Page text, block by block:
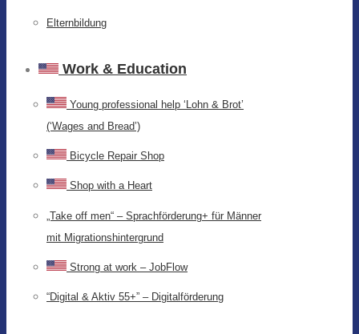
Elternbildung
Work & Education
Young professional help ‘Lohn & Brot’
(‘Wages and Bread’)
Bicycle Repair Shop
Shop with a Heart
„Take off men“ – Sprachförderung+ für Männer
mit Migrationshintergrund
Strong at work – JobFlow
“Digital & Aktiv 55+” – Digitalförderung